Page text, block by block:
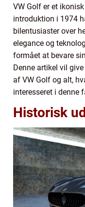
VW Golf er et
introduktion i 1974
bilentusiaster over
elegance og
formået at bevare
Denne artikel vil
af VW Golf og alt,
interesseret i denne
Historisk